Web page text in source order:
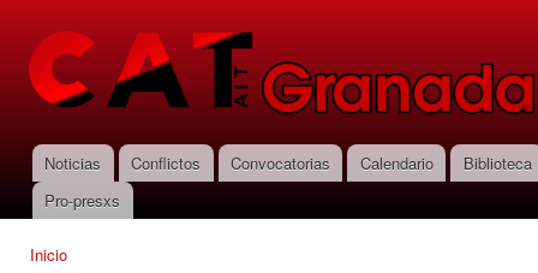
CNT-AIT
Granada
Menú principal
Noticias Conflictos Convocatorias Calendario
Biblioteca
Pro-presxs
Inicio